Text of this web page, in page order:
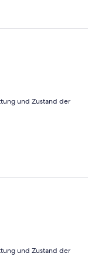
und Zustand der
und Zustand der